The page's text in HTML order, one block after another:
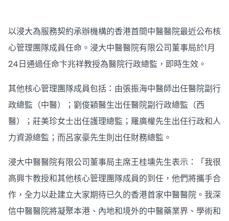
以浸大為服務契約承辦機構的香港首間中醫醫院最近公布核
心管理團隊成員任命。浸大中醫醫院有限公司董事局於1月
24日通過任命卞兆祥教授為醫院行政總監，即時生效。
其他核心管理團隊成員包括：由張振海中醫師出任醫院副行
政總監（中醫）；劉俊穎醫生出任醫院副行政總監（西
醫）；莊美珍女士出任護理總監；羅廣權先生出任行政和人
力資源總監；而呂家豪先生則出任財務總監。
浸大中醫醫院有限公司董事局主席王桂壎先生表示：「我很
高興卞教授和其他核心管理團隊成員的到任，他們將攜手合
作，全力以赴建立大家期待已久的香港首家中醫醫院。我深
信中醫醫院將凝聚本港、內地和境外的中醫藥業界、學術和